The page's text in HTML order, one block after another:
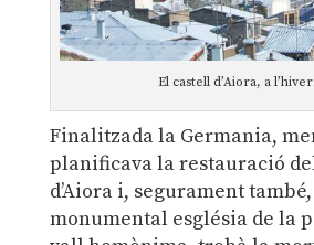
El castell d’Aiora, a
Finalitzada la Germania,
planificava la restauració
d’Aiora i, segurament
monumental església de la